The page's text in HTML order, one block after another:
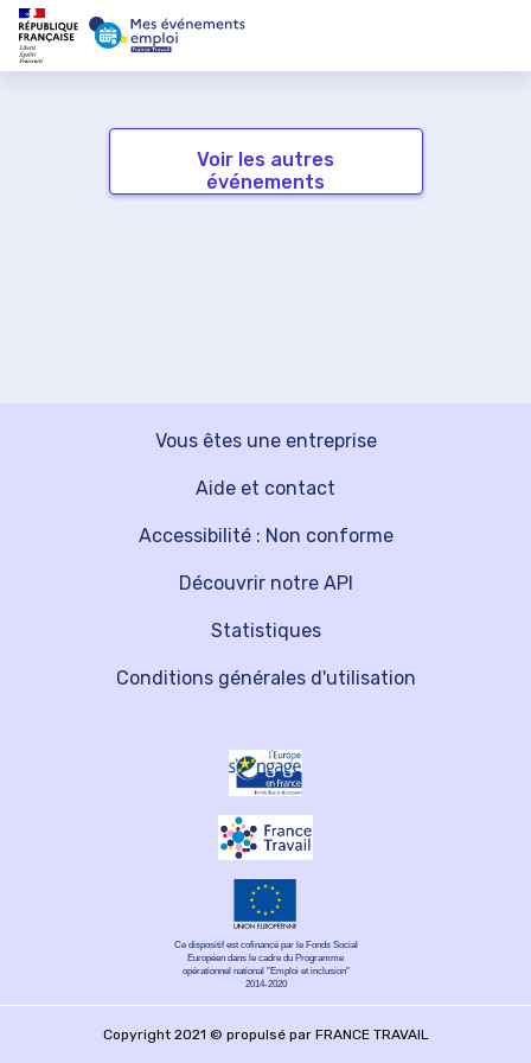
Voir les autres
événements
Vous êtes une entreprise
Découvrir notre API
Aide et contact
Statistiques
Accessibilité : Non conforme
Conditions générales d'utilisation
Ce dispositif est cofinancé par le Fonds Social
Européen dans le cadre du Programme
opérationnel national "Emploi et inclusion"
2014-2020
Copyright 2021 © propulsé par FRANCE TRAVAIL